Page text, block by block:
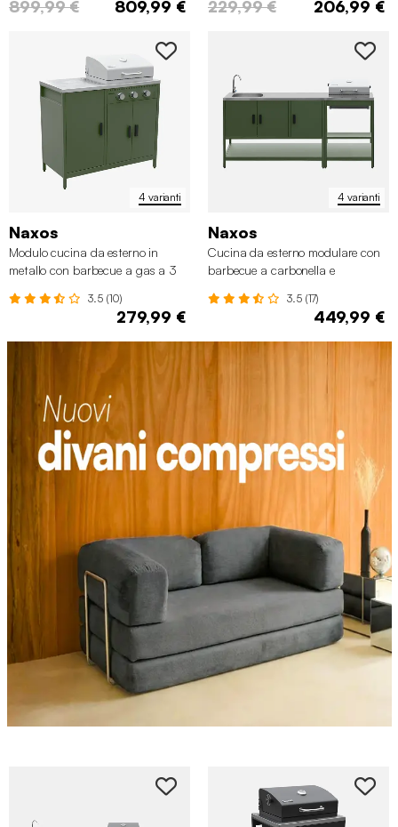
899,99 € 809,99 € 229,99 € 206,99 €
4 varianti
Naxos
Modulo cucina da esterno in
metallo con barbecue a gas a 3
3.5 (10)
279,99 €
4 varianti
Naxos
Cucina da esterno modulare con
barbecue a carbonella e
3.5 (17)
449,99 €